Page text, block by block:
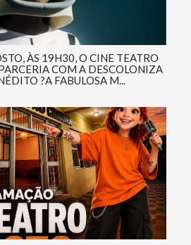
ÀS 19H30, O CINE TEATRO
COM A DESCOLONIZA
?A FABULOSA M...